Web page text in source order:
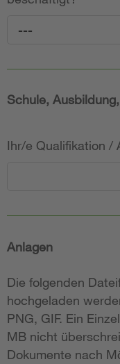
---
Schule,
Ihr/e Qualifikation /
Anlagen
Die folgenden
hochgeladen
PNG, GIF. Ein
MB nicht
Dokumente nach